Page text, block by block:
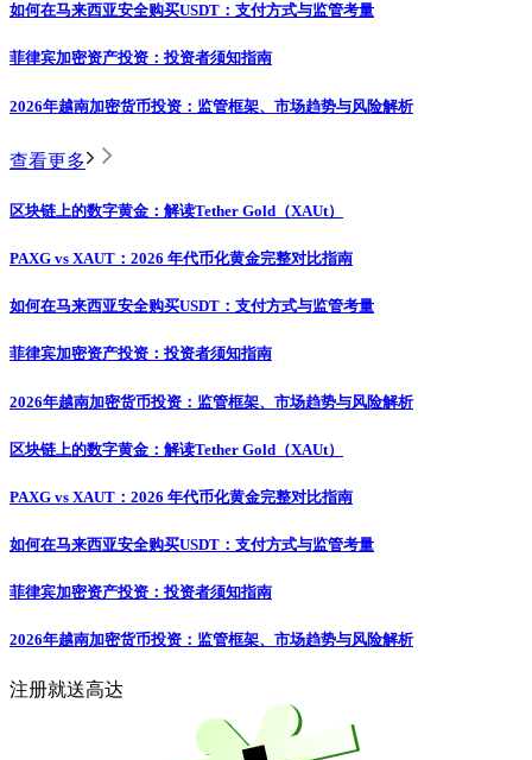
如何在马来西亚安全购买USDT：支付方式与监管考量
菲律宾加密资产投资：投资者须知指南
2026年越南加密货币投资：监管框架、市场趋势与风险解析
查看更多
区块链上的数字黄金：解读Tether Gold（XAUt）
PAXG vs XAUT：2026 年代币化黄金完整对比指南
如何在马来西亚安全购买USDT：支付方式与监管考量
菲律宾加密资产投资：投资者须知指南
2026年越南加密货币投资：监管框架、市场趋势与风险解析
区块链上的数字黄金：解读Tether Gold（XAUt）
PAXG vs XAUT：2026 年代币化黄金完整对比指南
如何在马来西亚安全购买USDT：支付方式与监管考量
菲律宾加密资产投资：投资者须知指南
2026年越南加密货币投资：监管框架、市场趋势与风险解析
注册就送高达